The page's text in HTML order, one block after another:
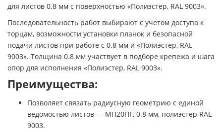
для листов 0.8 мм с поверхностью «Полиэстер, RAL 9003».
Последовательность работ выбирают с учетом доступа к
торцам, возможности установки планок и безопасной
подачи листов при работе с 0.8 мм и «Полиэстер, RAL
9003». Толщина 0.8 мм участвует в подборе крепежа и шага
опор для исполнения «Полиэстер, RAL 9003».
Преимущества:
Позволяет связать радиусную геометрию с единой
ведомостью листов — МП20ПГ, 0.8 мм, полиэстер RAL
9003.